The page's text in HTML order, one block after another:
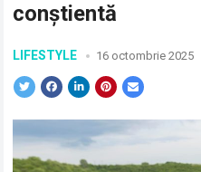
conștientă
LIFESTYLE 16 octombrie 2025